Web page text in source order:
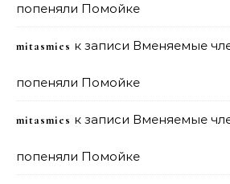
попеняли Помойке
mitasmies к записи Вменяемые
попеняли Помойке
mitasmies к записи Вменяемые
попеняли Помойке